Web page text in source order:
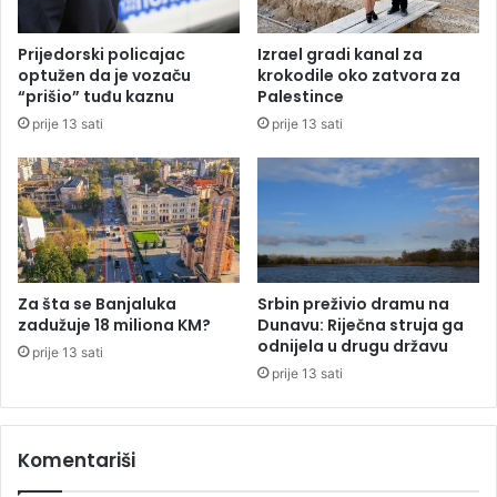
n
a
š
l
t
i
j
e
l
o
m
l
a
d
p
l
l
“
n
g
r
a
đ
e
n
p
l
a
t
o
6
Prijedorski policajac
optužen da je vozaču
“prišio” tuđu kaznu
prije 13 sati
Izrael gradi kanal za
krokodile oko zatvora za
Palestince
prije 13 sati
Za šta se Banjaluka
zadužuje 18 miliona KM?
prije 13 sati
Srbin preživio dramu na
Dunavu: Riječna struja ga
odnijela u drugu državu
prije 13 sati
Komentariši